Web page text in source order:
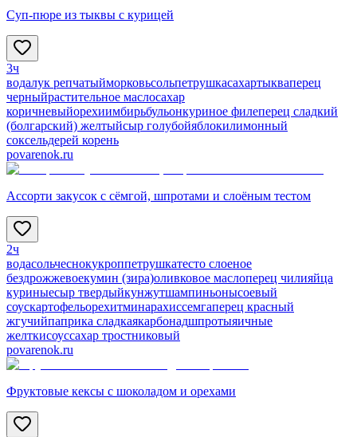
Суп-пюре из тыквы с курицей
3ч
водалук репчатыйморковьсольпетрушкасахартыкваперец
черныйрастительное маслосахар
коричневыйорехиимбирьбульонкуриное филеперец сладкий
(болгарский) желтыйсыр голубойяблокилимонный
соксельдерей корень
povarenok.ru
Ассорти закусок с сёмгой, шпротами и слоёным тестом
2ч
водасольчеснокукроппетрушкатесто слоеное
бездрожжевоекумин (зира)оливковое маслоперец чилияйца
куриныесыр твердыйкунжутшампиньонысоевый
соускартофельорехитминарахиссемгаперец красный
жгучийпаприка сладкаякарбонадшпротыяичные
желткисоуссахар тростниковый
povarenok.ru
Фруктовые кексы с шоколадом и орехами